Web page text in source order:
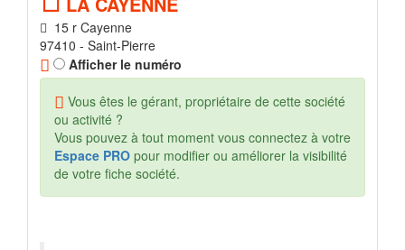
15 r Cayenne
97410 - Saint-Pierre
Afficher le numéro
Vous êtes le gérant, propriétaire de cette société
ou activité ?
Vous pouvez à tout moment vous connectez à votre
Espace PRO pour modifier ou améliorer la visibilité
de votre fiche société.